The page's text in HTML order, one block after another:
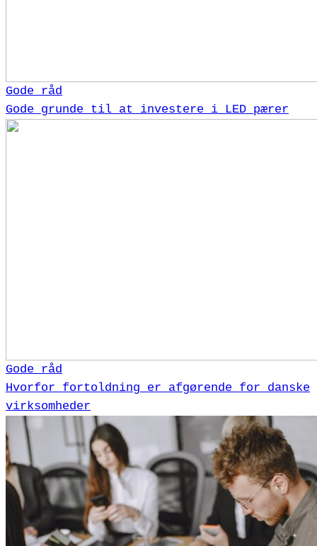
Gode råd
Gode grunde til at investere i LED pærer
Gode råd
Hvorfor fortoldning er afgørende for danske
virksomheder